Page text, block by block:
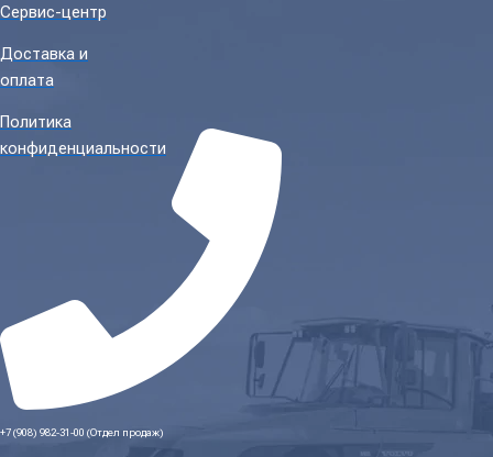
Сервис-центр
Доставка и
оплата
Политика
конфиденциальности
+7 (908) 982-31-00 (Отдел продаж)